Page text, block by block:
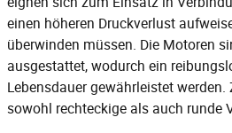
einen höheren Druckverlust
überwinden müssen. Die Motoren
ausgestattet, wodurch ein
Lebensdauer gewährleistet werden.
sowohl rechteckige als auch runde